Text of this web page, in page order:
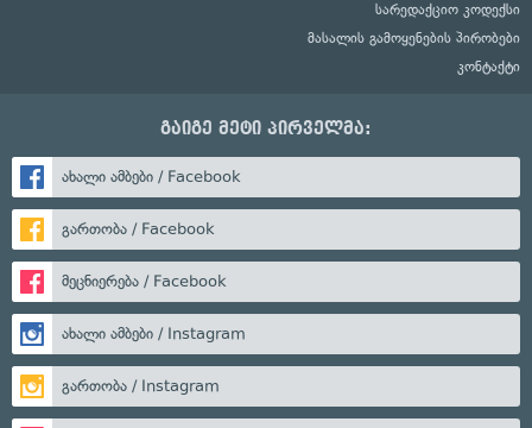
სარედაქციო კოდექსი
მასალის გამოყენების პირობები
კონტაქტი
გაიგე მეტი პირველმა:
ახალი ამბები / Facebook
გართობა / Facebook
მეცნიერება / Facebook
ახალი ამბები / Instagram
გართობა / Instagram